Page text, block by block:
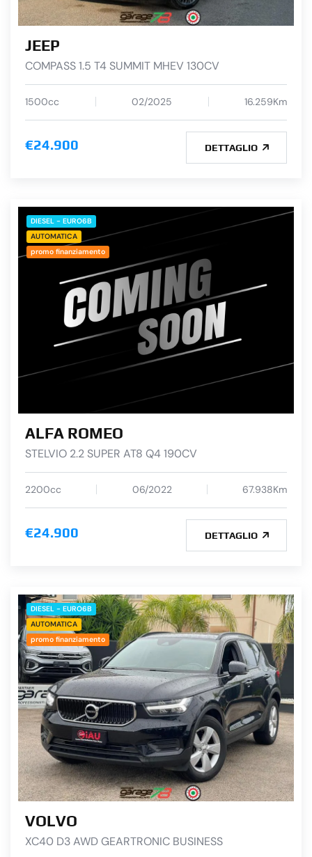
JEEP
COMPASS 1.5 T4 SUMMIT MHEV 130CV
1500cc 02/2025 16.259Km
€24.900 DETTAGLIO
DIESEL - EURO6B
AUTOMATICA
promo finanziamento
ALFA ROMEO
STELVIO 2.2 SUPER AT8 Q4 190CV
2200cc 06/2022 67.938Km
€24.900 DETTAGLIO
DIESEL - EURO6B
AUTOMATICA
promo finanziamento
VOLVO
XC40 D3 AWD GEARTRONIC BUSINESS